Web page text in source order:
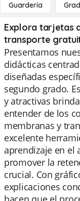
Guardería
Explora tarjetas
transporte
Presentamos
didácticas
diseñadas
segundo grado.
y atractivas
entender de los
membranas y
excelente
aprendizaje en el
promover la
crucial. Con
explicaciones